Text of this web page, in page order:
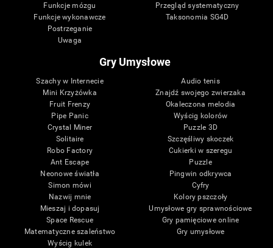
Funkcje mózgu
Funkcje wykonawcze
Postrzeganie
Uwaga
Przegląd systematyczny
Taksonomia SG4D
Gry Umysłowe
Szachy w Internecie
Mini Krzyżówka
Fruit Frenzy
Pipe Panic
Crystal Miner
Solitaire
Robo Factory
Ant Escape
Neonowe światła
Simon mówi
Nazwij mnie
Mieszaj i dopasuj
Space Rescue
Matematyczne szaleństwo
Wyścig kulek
Audio tenis
Znajdź swojego zwierzaka
Okaleczona melodia
Wyścig kolorów
Puzzle 3D
Szczęśliwy skoczek
Cukierki w szeregu
Puzzle
Pingwin odkrywca
Cyfry
Kolory pszczoły
Umysłowe gry sprawnościowe
Gry pamięciowe online
Gry umysłowe